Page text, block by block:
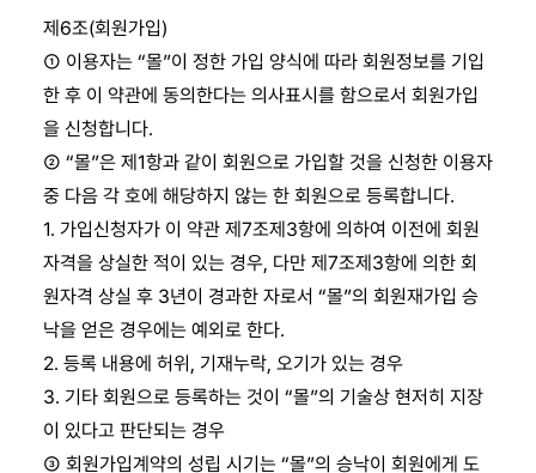
제6조(회원가입)
① 이용자는 “몰”이 정한 가입 양식에 따라 회원정보를 기입
한 후 이 약관에 동의한다는 의사표시를 함으로서 회원가입
을 신청합니다.
② “몰”은 제1항과 같이 회원으로 가입할 것을 신청한 이용자
중 다음 각 호에 해당하지 않는 한 회원으로 등록합니다.
1. 가입신청자가 이 약관 제7조제3항에 의하여 이전에 회원
자격을 상실한 적이 있는 경우, 다만 제7조제3항에 의한 회
원자격 상실 후 3년이 경과한 자로서 “몰”의 회원재가입 승
낙을 얻은 경우에는 예외로 한다.
2. 등록 내용에 허위, 기재누락, 오기가 있는 경우
3. 기타 회원으로 등록하는 것이 “몰”의 기술상 현저히 지장
이 있다고 판단되는 경우
③ 회원가입계약의 성립 시기는 “몰”의 승낙이 회원에게 도